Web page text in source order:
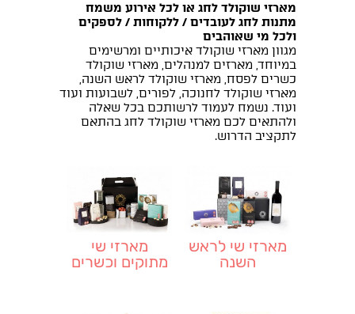
מארזי שוקולד לחג או לכל אירוע משמח
מתנות לחג לעובדים / ללקוחות / לספקים
ולכל מי שאוהבים
מגוון מארזי שוקולד איכותיים ומרשימים
במיוחד, מארזים למנהלים, מארזי שוקולד
כשרים לפסח, מארזי שוקולד לראש השנה,
מארזי שוקולד לחנוכה, לפורים, לשבועות ועוד
ועוד. נשמח לעמוד לרשותכם בכל שאלה
ולהתאים לכם מארזי שוקולד לחג בהתאם
לתקציב הדרוש.
מארזי שי לראש
השנה
מארזי שי
מתוקים וכשרים